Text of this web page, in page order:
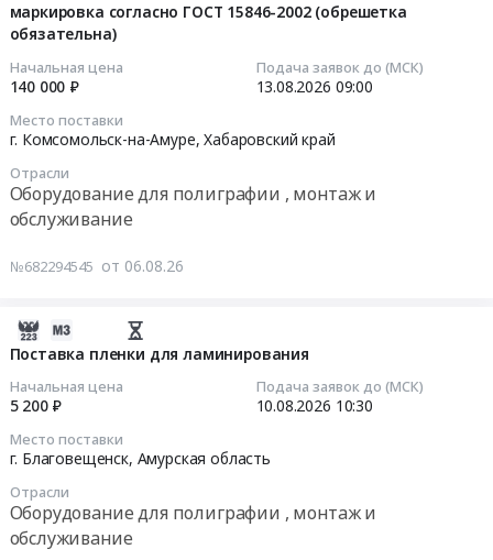
маркировка согласно ГОСТ 15846-2002 (обрешетка
обязательна)
Начальная цена
140 000 ₽
Подача заявок до (МСК)
13.08.2026 09:00
Место поставки
г. Комсомольск-на-Амуре,Хабаровский край
Отрасли
Оборудование для полиграфии , монтаж и
обслуживание
№682294545 от 06.08.26
Поставка пленки для ламинирования
Начальная цена
5 200 ₽
Подача заявок до (МСК)
10.08.2026 10:30
Место поставки
г. Благовещенск, Амурская область
Отрасли
Оборудование для полиграфии , монтаж и
обслуживание